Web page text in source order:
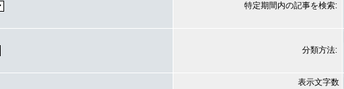
特定期間内の記事を検索:
分類方法:
表示文字数